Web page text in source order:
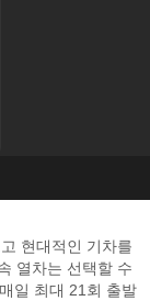
현대적인 기차를
열차는 선택할 수
일 최대 21회 출발